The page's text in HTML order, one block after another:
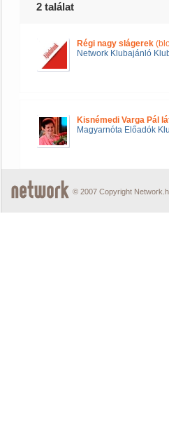
2 találat
Régi nagy slágerek
Network Klubajánló
Kisnémedi Varga Pál
Magyarnóta Előadók
© 2007 Copyright